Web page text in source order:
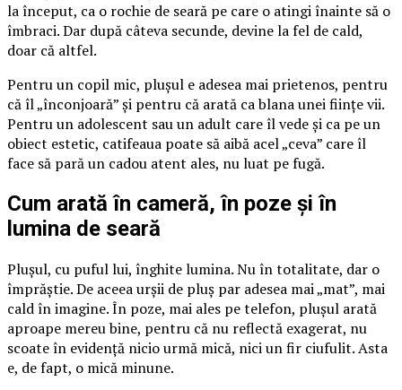
la început, ca o rochie de seară pe care o atingi înainte să o
îmbraci. Dar după câteva secunde, devine la fel de cald,
doar că altfel.
Pentru un copil mic, plușul e adesea mai prietenos, pentru
că îl „înconjoară” și pentru că arată ca blana unei ființe vii.
Pentru un adolescent sau un adult care îl vede și ca pe un
obiect estetic, catifeaua poate să aibă acel „ceva” care îl
face să pară un cadou atent ales, nu luat pe fugă.
Cum arată în cameră, în poze și în
lumina de seară
Plușul, cu puful lui, înghite lumina. Nu în totalitate, dar o
împrăștie. De aceea urșii de pluș par adesea mai „mat”, mai
cald în imagine. În poze, mai ales pe telefon, plușul arată
aproape mereu bine, pentru că nu reflectă exagerat, nu
scoate în evidență nicio urmă mică, nici un fir ciufulit. Asta
e, de fapt, o mică minune.